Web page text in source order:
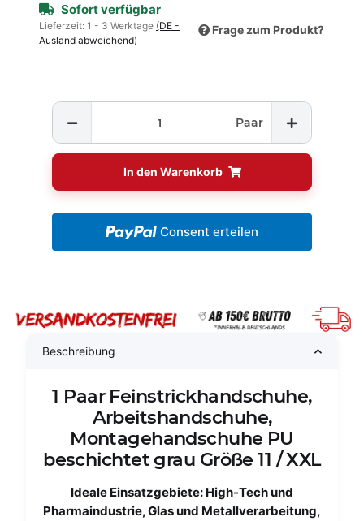
Sofort verfügbar
Lieferzeit: 1 - 3 Werktage (DE -
Ausland abweichend)
Frage zum Produkt?
Paar
In den Warenkorb
Consent erteilen
Beschreibung
1 Paar Feinstrickhandschuhe,
Arbeitshandschuhe,
Montagehandschuhe PU
beschichtet grau Größe 11 / XXL
Ideale Einsatzgebiete: High-Tech und
Pharmaindustrie, Glas und Metallverarbeitung,